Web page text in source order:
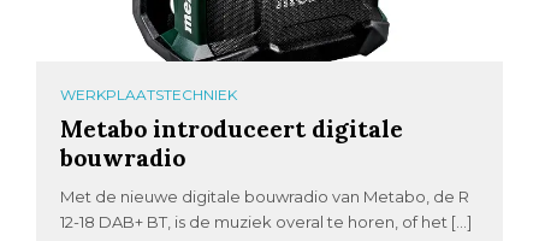
WERKPLAATSTECHNIEK
Metabo introduceert digitale
bouwradio
Met de nieuwe digitale bouwradio van Metabo, de R
12-18 DAB+ BT, is de muziek overal te horen, of het […]